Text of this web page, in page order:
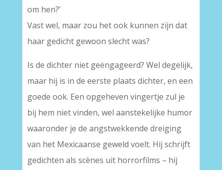
om hen?’
Vast wel, maar zou het ook kunnen zijn dat
haar gedicht gewoon slecht was?
Is de dichter niet geëngageerd? Wel degelijk,
maar hij is in de eerste plaats dichter, en een
goede ook. Een opgeheven vingertje zul je
bij hem niet vinden, wel aanstekelijke humor
waaronder je de angstwekkende dreiging
van het Mexicaanse geweld voelt. Hij schrijft
gedichten als scènes uit horrorfilms – hij